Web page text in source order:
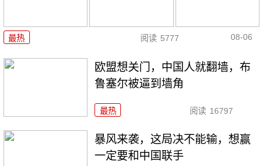
最热 阅读 5777 08-06
欧盟想关门，中国人就翻墙，布
鲁塞尔被逼到墙角
最热 阅读 16797
暴风来袭，这局决不能输，想赢
一定要和中国联手